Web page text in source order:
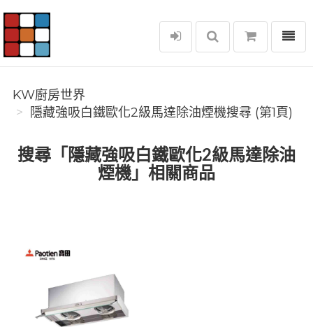
KW廚房世界
選單
KW廚房世界
隱藏強吸白鐵歐化2級馬達除油煙機搜尋 (第1頁)
搜尋「隱藏強吸白鐵歐化2級馬達除油
煙機」相關商品